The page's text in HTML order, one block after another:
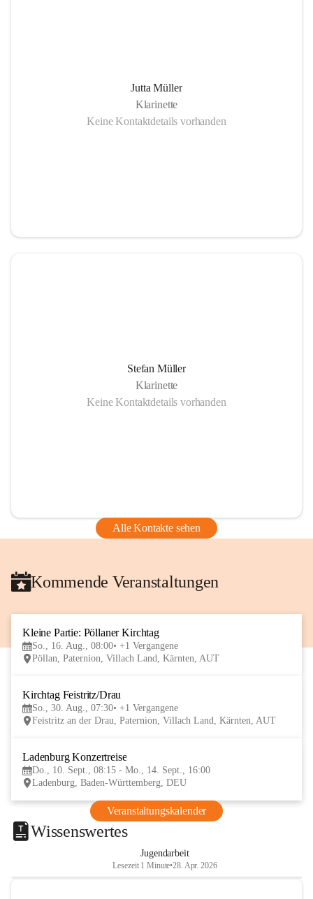
Jutta Müller
Klarinette
Keine Kontaktdetails vorhanden
Stefan Müller
Klarinette
Keine Kontaktdetails vorhanden
Alle Kontakte sehen
Kommende Veranstaltungen
Kleine Partie: Pöllaner Kirchtag
So., 16. Aug., 08:00 +1 Vergangene
Pöllan, Paternion, Villach Land, Kärnten, AUT
Kirchtag Feistritz/Drau
So., 30. Aug., 07:30 +1 Vergangene
Feistritz an der Drau, Paternion, Villach Land, Kärnten, AUT
Ladenburg Konzertreise
Do., 10. Sept., 08:15 - Mo., 14. Sept., 16:00
Ladenburg, Baden-Württemberg, DEU
Veranstaltungskalender
Wissenswertes
Jugendarbeit
Lesezeit 1 Minute•28. Apr. 2026